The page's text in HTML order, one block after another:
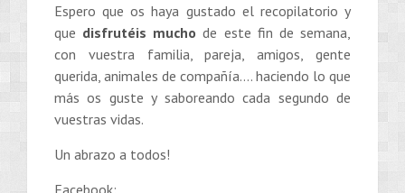
Espero que os haya gustado el recopilatorio y
que disfrutéis mucho de este fin de semana,
con vuestra familia, pareja, amigos, gente
querida, animales de compañía…. haciendo lo que
más os guste y saboreando cada segundo de
vuestras vidas.
Un abrazo a todos!
Facebook: